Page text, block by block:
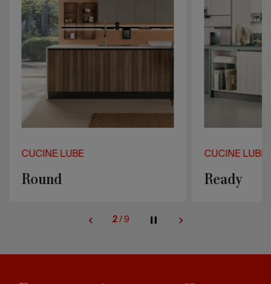
CUCINE LUBE
Round
CUCINE LUBE
Ready
2/ 9